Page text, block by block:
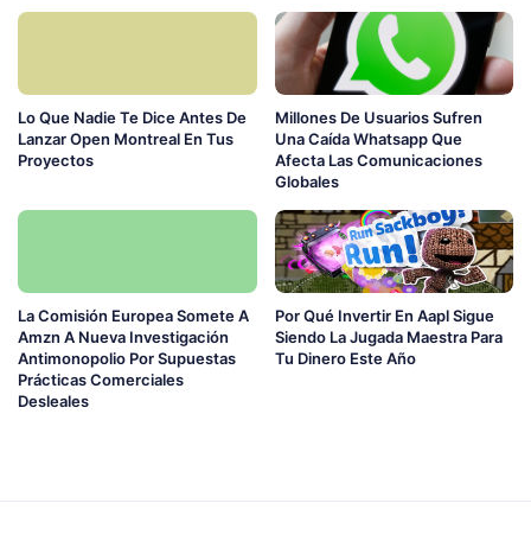
Lo Que Nadie Te Dice Antes De
Lanzar Open Montreal En Tus
Proyectos
Millones De Usuarios Sufren
Una Caída Whatsapp Que
Afecta Las Comunicaciones
Globales
La Comisión Europea Somete A
Amzn A Nueva Investigación
Antimonopolio Por Supuestas
Prácticas Comerciales
Desleales
Por Qué Invertir En Aapl Sigue
Siendo La Jugada Maestra Para
Tu Dinero Este Año